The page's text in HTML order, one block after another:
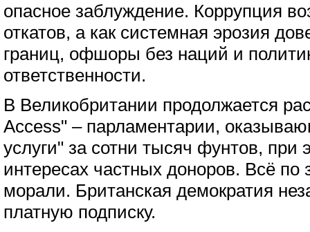
опасное заблуждение. Коррупция
откатов, а как системная эрозия
границ, офшоры без наций и
ответственности.
В Великобритании продолжается
Access" – парламентарии,
услуги" за сотни тысяч фунтов, при
интересах частных доноров. Всё по
морали. Британская демократия
платную подписку.